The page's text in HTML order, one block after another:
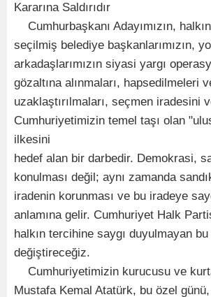
Kararına Saldırıdır
Cumhurbaşkanı Adayımızın,
seçilmiş belediye başkanlarımızın,
arkadaşlarımızın siyasi yargı
gözaltına alınmaları, hapsedilmeleri
uzaklaştırılmaları, seçmen iradesini
Cumhuriyetimizin temel taşı olan
ilkesini
hedef alan bir darbedir. Demokrasi,
konulması değil; aynı zamanda
iradenin korunması ve bu iradeye
anlamına gelir. Cumhuriyet Halk
halkın tercihine saygı duyulmayan
değiştireceğiz.
Cumhuriyetimizin kurucusu ve
Mustafa Kemal Atatürk, bu özel günü,